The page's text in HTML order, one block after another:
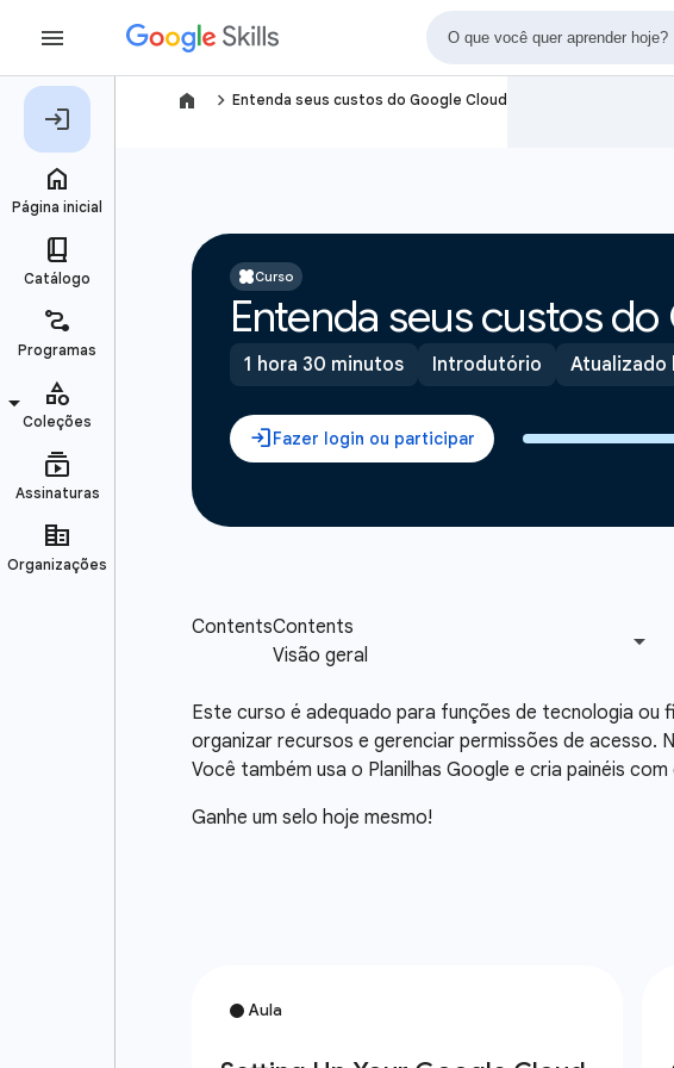
navigate_next Entenda seus custos do Google Cloud
Curso
Entenda seus custos
1 hora 30 minutos Introdutório Atualizado
Este curso é adequado para funções de tecnologia ou
organizar recursos e gerenciar permissões de
Você também usa o Planilhas Google e cria painéis
Ganhe um selo hoje mesmo!